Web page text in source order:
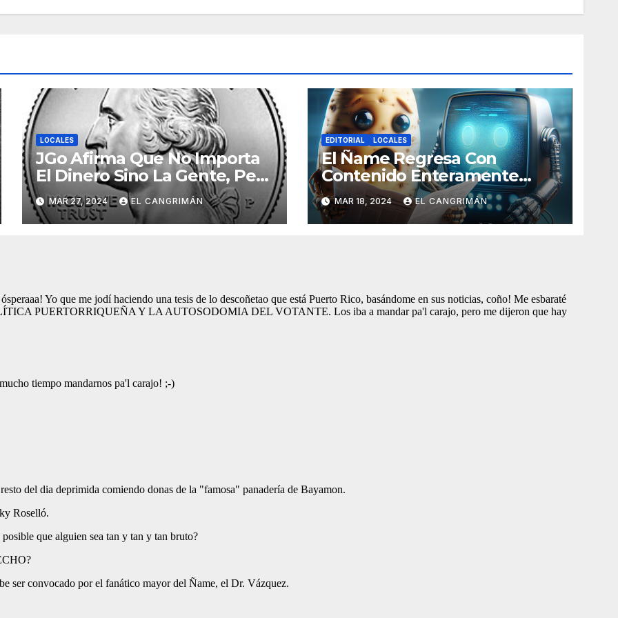
LOCALES
JGo Afirma Que No Importa
El Dinero Sino La Gente, Pero
Pregunta: «¿De Verdad No
Tendrán Una Pejetita?»
MAR 27, 2024 EL CANGRIMÁN
EDITORIAL LOCALES
El Ñame Regresa Con
Contenido Enteramente
Generado Por Inteligencia
Artificial
MAR 18, 2024 EL CANGRIMÁN